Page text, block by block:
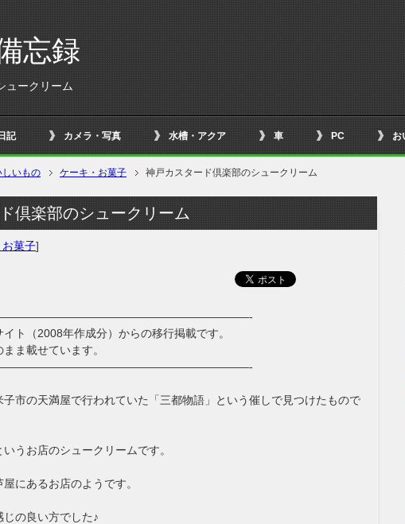
忘録
ュークリーム
記 カメラ・写真 水槽・アクア 車 PC お
しいもの ケーキ・お菓子 神戸カスタード倶楽部のシュークリーム
倶楽部のシュークリーム
菓子]
ト（2008年作成分）からの移行掲載です。
ま載せています。
市の天満屋で行われていた「三都物語」という催しで見つけたもので
うお店のシュークリームです。
にあるお店のようです。
の良い方でした♪